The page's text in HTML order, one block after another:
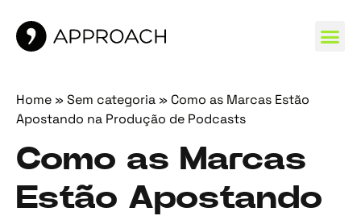
Home » Sem categoria » Como as Marcas Estão
Apostando na Produção de Podcasts
Como as Marcas
Estão Apostando